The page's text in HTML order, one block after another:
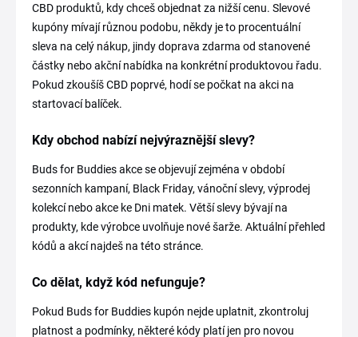
CBD produktů, kdy chceš objednat za nižší cenu. Slevové
kupóny mívají různou podobu, někdy je to procentuální
sleva na celý nákup, jindy doprava zdarma od stanovené
částky nebo akční nabídka na konkrétní produktovou řadu.
Pokud zkoušíš CBD poprvé, hodí se počkat na akci na
startovací balíček.
Kdy obchod nabízí nejvýraznější slevy?
Buds for Buddies akce se objevují zejména v období
sezonních kampaní, Black Friday, vánoční slevy, výprodej
kolekcí nebo akce ke Dni matek. Větší slevy bývají na
produkty, kde výrobce uvolňuje nové šarže. Aktuální přehled
kódů a akcí najdeš na této stránce.
Co dělat, když kód nefunguje?
Pokud Buds for Buddies kupón nejde uplatnit, zkontroluj
platnost a podmínky, některé kódy platí jen pro novou